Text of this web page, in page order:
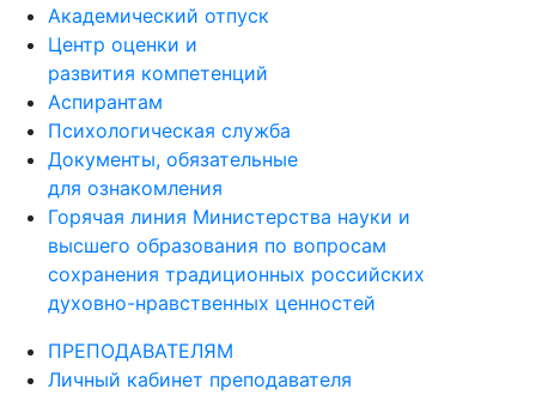
Академический отпуск
Центр оценки и
развития компетенций
Аспирантам
Психологическая служба
Документы, обязательные
для ознакомления
Горячая линия Министерства науки и
высшего образования по вопросам
сохранения традиционных российских
духовно-нравственных ценностей
ПРЕПОДАВАТЕЛЯМ
Личный кабинет преподавателя